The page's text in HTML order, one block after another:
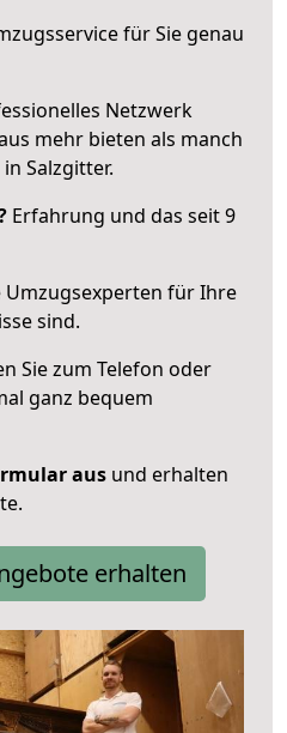
für Sie genau
Netzwerk
mehr bieten als manch
Salzgitter.
Erfahrung und das seit 9
Umzugsexperten für Ihre
sind.
Sie zum Telefon oder
ganz bequem
aus und erhalten
erhalten